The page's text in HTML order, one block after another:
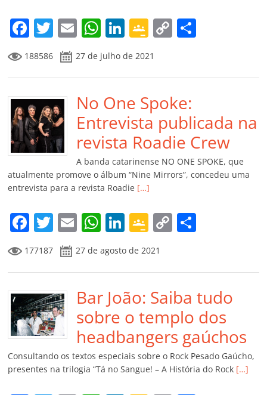
m
F
a
c
e
b
o
o
k
T
w
itt
er
E
m
ai
l
W
h
at
s
A
p
p
Li
n
k
e
dI
n
G
o
o
gl
e
Cl
a
ss
ro
o
m
C
y
Li
n
k
p
til
h
ar
188586 27 de julho de 2021
No One Spoke:
Entrevista publicada na
revista Roadie Crew
A banda catarinense NO ONE SPOKE, que
atualmente promove o álbum “Nine Mirrors”, concedeu uma
entrevista para a revista Roadie […]
F
a
c
e
b
o
o
k
T
w
itt
er
E
m
ai
l
W
at
s
A
p
p
Li
n
k
e
dI
n
G
o
o
gl
e
Cl
a
ss
ro
C
y
Li
n
k
p
ar
til
h
ar
177187 27 de agosto de 2021
Bar João: Saiba tudo
sobre o templo dos
headbangers gaúchos
Consultando os textos especiais sobre o Rock Pesado Gaúcho,
presentes na trilogia “Tá no Sangue! – A História do Rock […]